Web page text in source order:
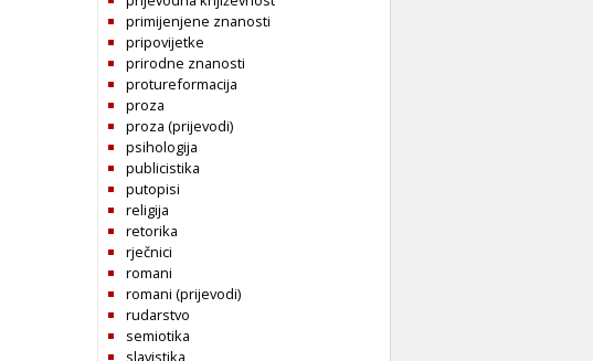
primijenjene znanosti
pripovijetke
prirodne znanosti
protureformacija
proza
proza (prijevodi)
psihologija
publicistika
putopisi
religija
retorika
rječnici
romani
romani (prijevodi)
rudarstvo
semiotika
slavistika